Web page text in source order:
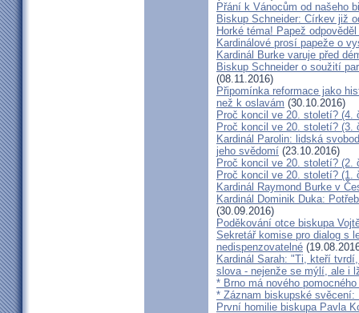
Přání k Vánocům od našeho
Biskup Schneider: Církev již
Horké téma! Papež
Kardinálové prosí papeže o
Kardinál Burke varuje před
Biskup Schneider o soužití
(08.11.2016)
Připomínka reformace jako
než k oslavám (30.10.2016)
Proč koncil ve 20. století? (4.
Proč koncil ve 20. století? (3.
Kardinál Parolin: lidská
jeho svědomí (23.10.2016)
Proč koncil ve 20. století? (2.
Proč koncil ve 20. století? (1.
Kardinál Raymond Burke v
Kardinál Dominik Duka:
(30.09.2016)
Poděkování otce biskupa
Sekretář komise pro dialog s
nedispenzovatelné
Kardinál Sarah: "Ti, kteří
slova - nejenže se mýlí, ale i
* Brno má nového
* Záznam biskupské svěcení:
První homilie biskupa Pavla